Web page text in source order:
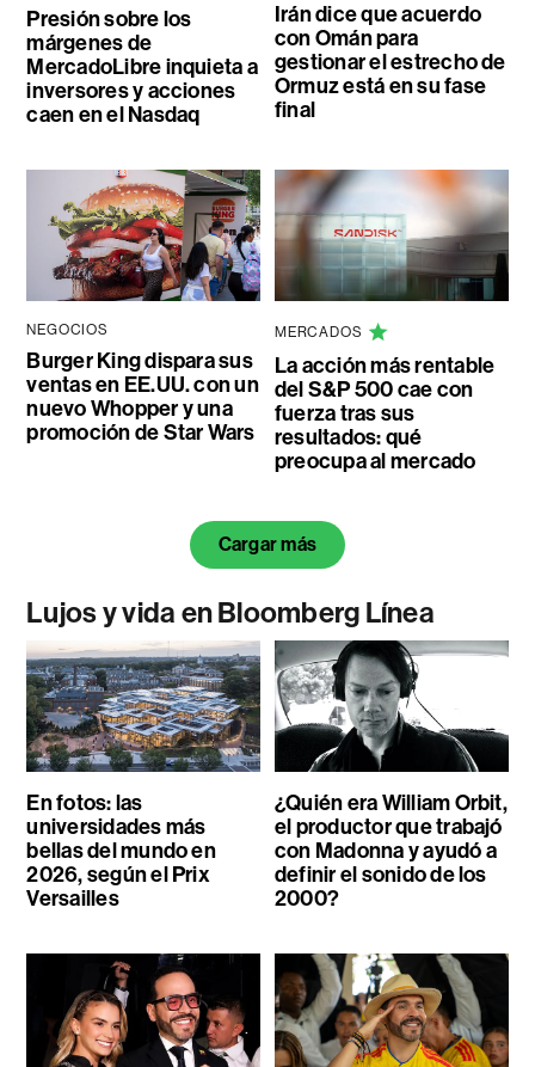
Presión sobre los
márgenes de
MercadoLibre inquieta a
inversores y acciones
caen en el Nasdaq
Irán dice que acuerdo
con Omán para
gestionar el estrecho de
Ormuz está en su fase
final
NEGOCIOS
Burger King dispara sus
ventas en EE.UU. con un
nuevo Whopper y una
promoción de Star Wars
MERCADOS
La acción más rentable
del S&P 500 cae con
fuerza tras sus
resultados: qué
preocupa al mercado
Cargar más
Lujos y vida en Bloomberg Línea
En fotos: las
universidades más
bellas del mundo en
2026, según el Prix
Versailles
¿Quién era William Orbit,
el productor que trabajó
con Madonna y ayudó a
definir el sonido de los
2000?